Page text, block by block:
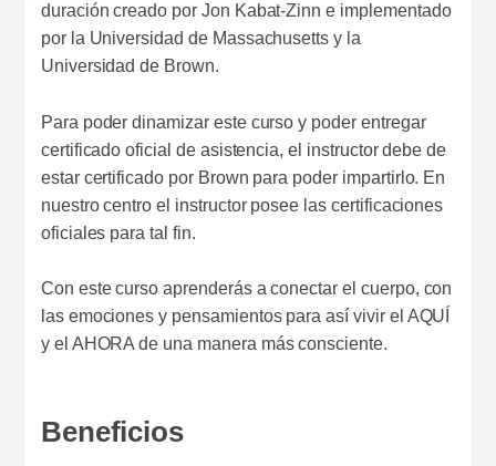
duración creado por Jon Kabat-Zinn e implementado
por la Universidad de Massachusetts y la
Universidad de Brown.
Para poder dinamizar este curso y poder entregar
certificado oficial de asistencia, el instructor debe de
estar certificado por Brown para poder impartirlo. En
nuestro centro el instructor posee las certificaciones
oficiales para tal fin.
Con este curso aprenderás a conectar el cuerpo, con
las emociones y pensamientos para así vivir el AQUÍ
y el AHORA de una manera más consciente.
Beneficios